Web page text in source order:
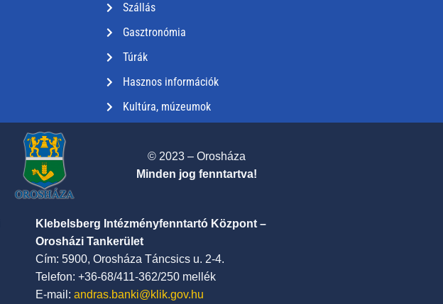
Szállás
Gasztronómia
Túrák
Hasznos információk
Kultúra, múzeumok
© 2023 – Orosháza
Minden jog fenntartva!
Klebelsberg Intézményfenntartó Központ –
Orosházi Tankerület
Cím: 5900, Orosháza Táncsics u. 2-4.
Telefon: +36-68/411-362/250 mellék
E-mail: andras.banki@klik.gov.hu